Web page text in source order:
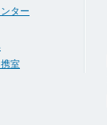
ター
室